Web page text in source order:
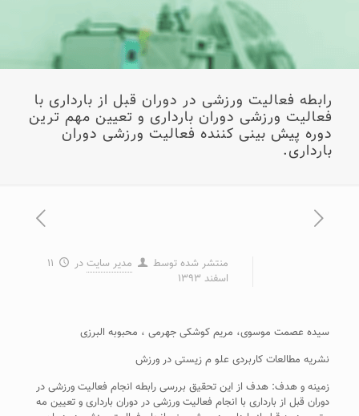
رابطه فعالیت ورزشی در دوران قبل از بارداری با
فعالیت ورزشی دوران بارداری و تعیین مهم ترین
دوره پیش بینی کننده فعالیت ورزشی دوران
بارداری.
منتشر شده توسط مدیر سایت در
۱۱
اسفند ۱۳۹۳
سیده عصمت موسوی، مریم کوشکی جهرمی ، محبوبه البرزی
نشریه مطالعات کاربردی علو م زیستی در ورزش
زمینه و هدف: هدف از این تحقیق بررسی رابطه انجام فعالیت ورزشی در
دوران قبل از بارداری با انجام فعالیت ورزشی در دوران بارداری و تعیین مه